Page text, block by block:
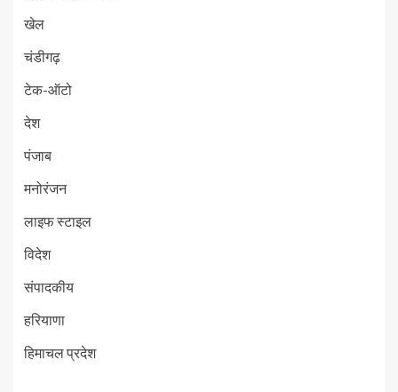
खेल
चंडीगढ़
टेक-ऑटो
देश
पंजाब
मनोरंजन
लाइफ स्टाइल
विदेश
संपादकीय
हरियाणा
हिमाचल प्रदेश